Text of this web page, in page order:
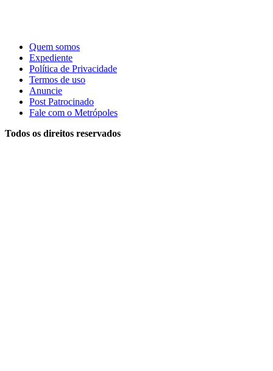
Quem somos
Expediente
Política de Privacidade
Termos de uso
Anuncie
Post Patrocinado
Fale com o Metrópoles
Todos os direitos reservados